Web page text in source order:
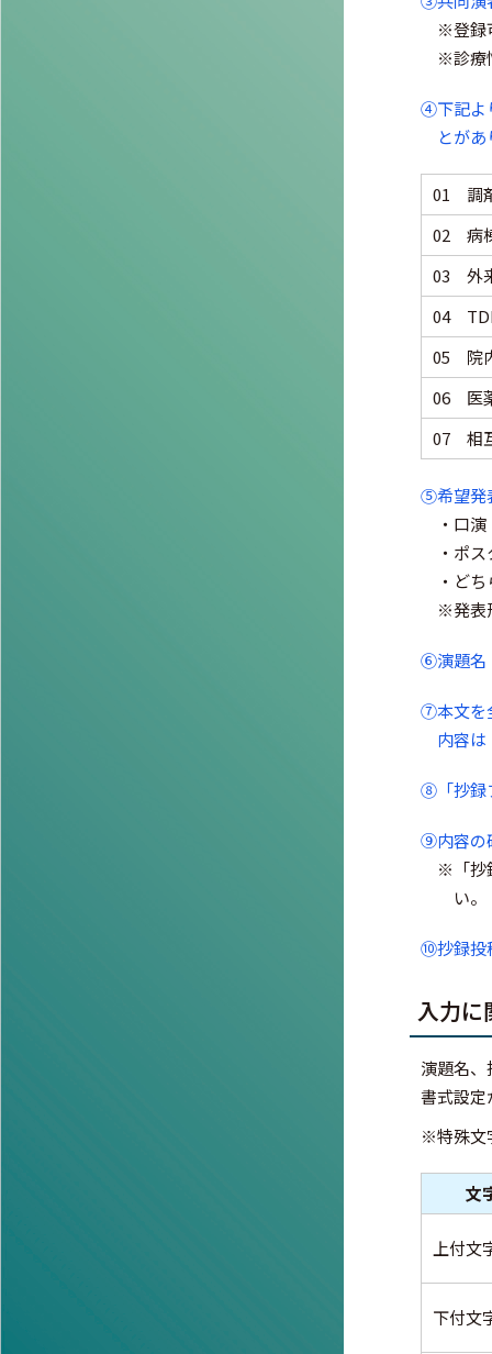
※登録
※診療
④下記よ
とが
01 調
02 病
03 外
04
05 院
06 医
07 相
⑤希望発
・口演
・ポ
・ど
※発表
⑥演題名
⑦本文を
内容
⑧「抄録
⑨内容の
※「抄
い。
⑩抄録投
入力に
演題名
書式設定
※特殊文
文
上付文
下付文